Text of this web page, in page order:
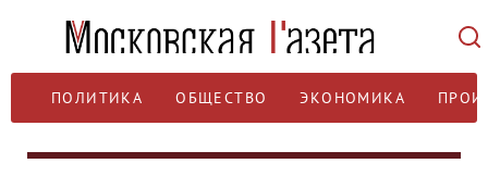
ПОЛИТИКА ОБЩЕСТВО ЭКОНОМИКА